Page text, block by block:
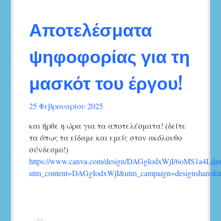
Αποτελέσματα
ψηφοφορίας για τη
μασκότ του έργου!
25 Φεβρουαρίου 2025
και ήρθε η ώρα για τα αποτελέσματα! (δείτε
τα όπως τα είδαμε και εμείς στον ακόλουθο
σύνδεσμο!)
https://www.canva.com/design/DAGgIodxWjI/